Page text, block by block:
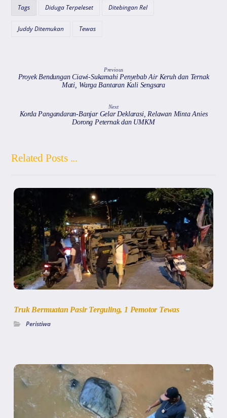
p o
k
Tags Diduga Terpeleset Ditebingan Rel
Juddy Ditemukan Tewas
Previous
Proyek Bendungan Ciawi-Sukamahi Penyebab Air Keruh dan Ternak
Mati, Warga Bantaran Kali Sengsara
Next
Korda Pangandaran-Banjar Gelar Deklarasi, Relawan Minta Anies
Dorong Peternak dan UMKM
Related Posts ...
Truk Bermuatan Pasir Terguling, 1 Pemotor Tewas
Peristiwa